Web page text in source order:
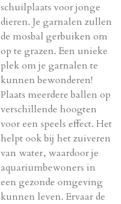
schuilplaats voor jonge
dieren. Je garnalen zullen
de mosbal gerbuiken om
op te grazen. Een unieke
plek om je garnalen te
kunnen bewonderen!
Plaats meerdere ballen op
verschillende hoogten
voor een speels effect. Het
helpt ook bij het zuiveren
van water, waardoor je
aquariumbewoners in
een gezonde omgeving
kunnen leven. Ervaar de